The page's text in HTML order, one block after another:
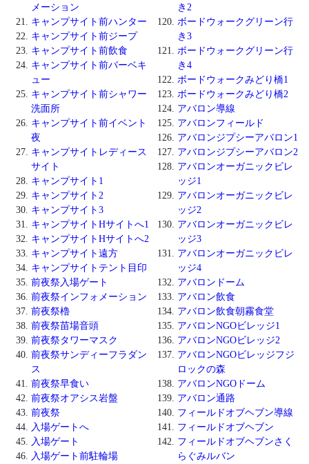
メーション
キャンプサイト前ハンター
キャンプサイト前ジープ
キャンプサイト前飲食
キャンプサイト前バーベキ
ュー
キャンプサイト前シャワー
洗面所
キャンプサイト前イベント
夜
キャンプサイトレディース
サイト
キャンプサイト1
キャンプサイト2
キャンプサイト3
キャンプサイトHサイトへ1
キャンプサイトHサイトへ2
キャンプサイト遠方
キャンプサイトテント目印
前夜祭入場ゲート
前夜祭インフォメーション
前夜祭櫓
前夜祭苗場音頭
前夜祭タワーマスク
前夜祭サンディーフラダン
ス
前夜祭早食い
前夜祭オアシス岩盤
前夜祭
入場ゲートへ
入場ゲート
入場ゲート前駐輪場
き2
ボードウォークグリーン行
き3
ボードウォークグリーン行
き4
ボードウォークみどり橋1
ボードウォークみどり橋2
アバロン導線
アバロンフィールド
アバロンジプシーアバロン1
アバロンジプシーアバロン2
アバロンオーガニックビレ
ッジ1
アバロンオーガニックビレ
ッジ2
アバロンオーガニックビレ
ッジ3
アバロンオーガニックビレ
ッジ4
アバロンドーム
アバロン飲食
アバロン飲食朝霧食堂
アバロンNGOビレッジ1
アバロンNGOビレッジ2
アバロンNGOビレッジフジ
ロックの森
アバロンNGOドーム
アバロン通路
フィールドオブヘブン導線
フィールドオブヘブン
フィールドオブヘブンさく
らぐみルバン